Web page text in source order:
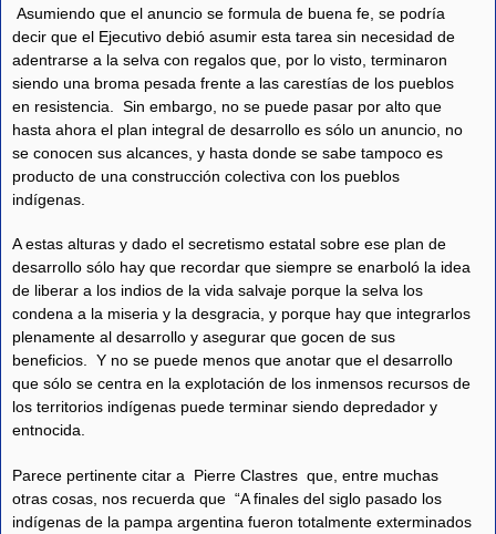
Asumiendo que el anuncio se formula de buena fe, se podría
decir que el Ejecutivo debió asumir esta tarea sin necesidad de
adentrarse a la selva con regalos que, por lo visto, terminaron
siendo una broma pesada frente a las carestías de los pueblos
en resistencia. Sin embargo, no se puede pasar por alto que
hasta ahora el plan integral de desarrollo es sólo un anuncio, no
se conocen sus alcances, y hasta donde se sabe tampoco es
producto de una construcción colectiva con los pueblos
indígenas.
A estas alturas y dado el secretismo estatal sobre ese plan de
desarrollo sólo hay que recordar que siempre se enarboló la idea
de liberar a los indios de la vida salvaje porque la selva los
condena a la miseria y la desgracia, y porque hay que integrarlos
plenamente al desarrollo y asegurar que gocen de sus
beneficios. Y no se puede menos que anotar que el desarrollo
que sólo se centra en la explotación de los inmensos recursos de
los territorios indígenas puede terminar siendo depredador y
entnocida.
Parece pertinente citar a Pierre Clastres que, entre muchas
otras cosas, nos recuerda que “A finales del siglo pasado los
indígenas de la pampa argentina fueron totalmente exterminados